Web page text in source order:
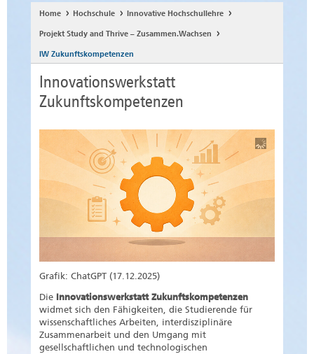
Alumni
Unternehmen und Institutionen
Beschäftigte
International
Home Hochschule Innovative Hochschullehre
Projekt Study and Thrive – Zusammen.Wachsen
IW Zukunftskompetenzen
Innovationswerkstatt
Zukunftskompetenzen
Grafik: ChatGPT (17.12.2025)
Die Innovationswerkstatt Zukunftskompetenzen
widmet sich den Fähigkeiten, die Studierende für
wissenschaftliches Arbeiten, interdisziplinäre
Zusammenarbeit und den Umgang mit
gesellschaftlichen und technologischen